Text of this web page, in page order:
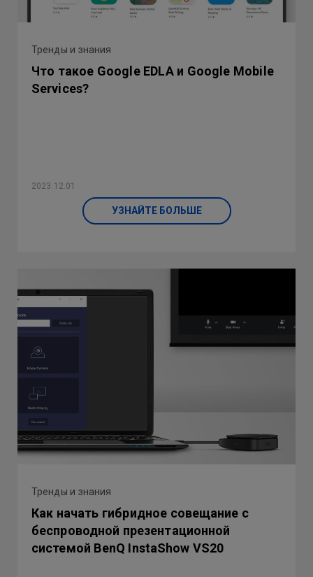
Тренды и знания
Что такое Google EDLA и Google Mobile
Services?
2023.12.01
УЗНАЙТЕ БОЛЬШЕ
Тренды и знания
Как начать гибридное совещание с
беспроводной презентационной
системой BenQ InstaShow VS20